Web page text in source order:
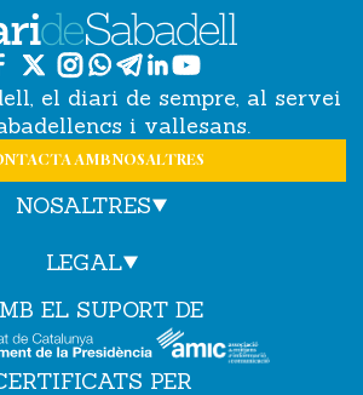
el diari de sempre, al servei
i vallesans.
AMB NOSALTRES
NOSALTRES
LEGAL
EL SUPORT DE
PER